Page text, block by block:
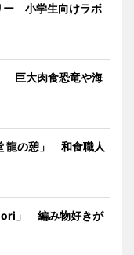
ー 小学生向けラボ
巨大肉食恐竜や海
龍の憩」 和食職人
」 編み物好きが